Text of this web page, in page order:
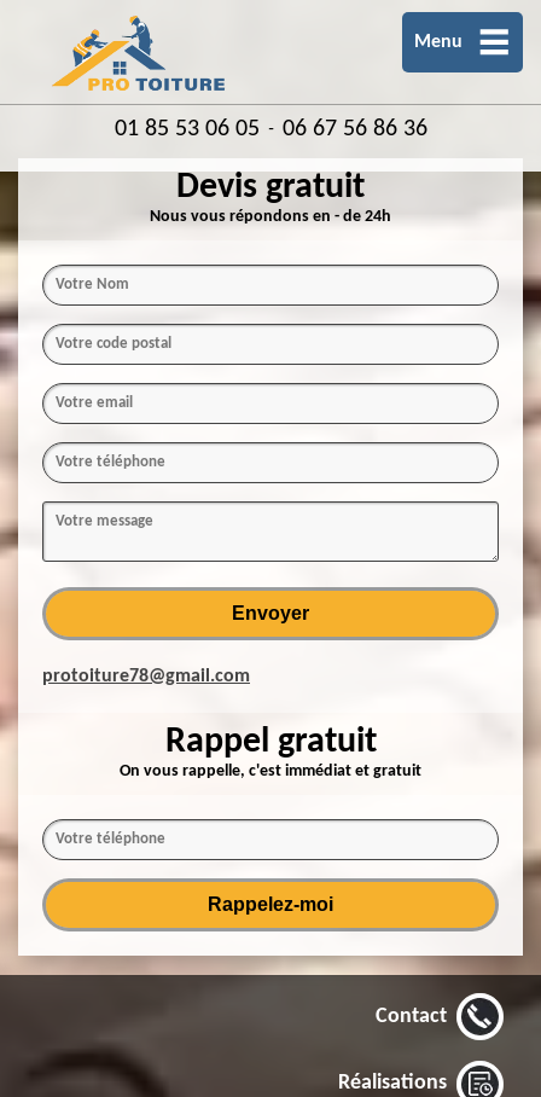
Menu
01 85 53 06 05 - 06 67 56 86 36
Devis gratuit
Nous vous répondons en - de 24h
protoiture78@gmail.com
Rappel gratuit
On vous rappelle, c'est immédiat et gratuit
Contact
Réalisations